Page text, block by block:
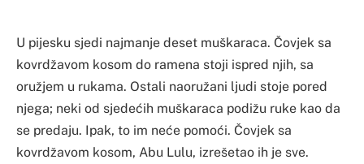
U pijesku sjedi najmanje deset muškaraca. Čovjek sa
kovrdžavom kosom do ramena stoji ispred njih, sa
oružjem u rukama. Ostali naoružani ljudi stoje pored
njega; neki od sjedećih muškaraca podižu ruke kao da
se predaju. Ipak, to im neće pomoći. Čovjek sa
kovrdžavom kosom, Abu Lulu, izrešetao ih je sve.